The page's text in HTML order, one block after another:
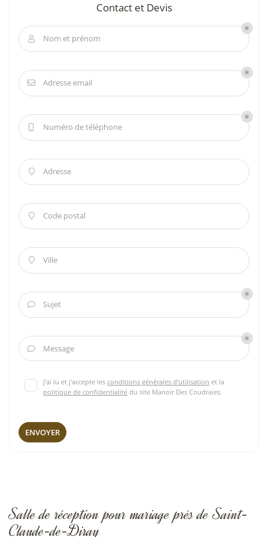
Contact et Devis
 Nom et prénom
 Adresse email
Numéro de téléphone
 Adresse
 Code postal
 Ville
 Sujet
 Message
J'ai lu et j'accepte les conditions générales d'utilisation et la
politique de confidentialité du site Manoir Des Coudraies.
ENVOYER
Salle de réception pour mariage près de Saint-
Claude-de-Diray